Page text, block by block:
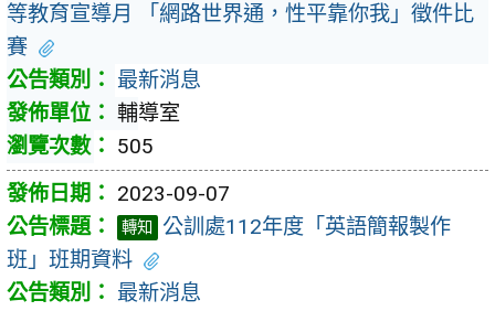
等教育宣導月 「網路世界通，性平靠你我」徵件比
賽
最新消息
輔導室
505
2023-09-07
轉知
公訓處112年度「英語簡報製作
班」班期資料
最新消息